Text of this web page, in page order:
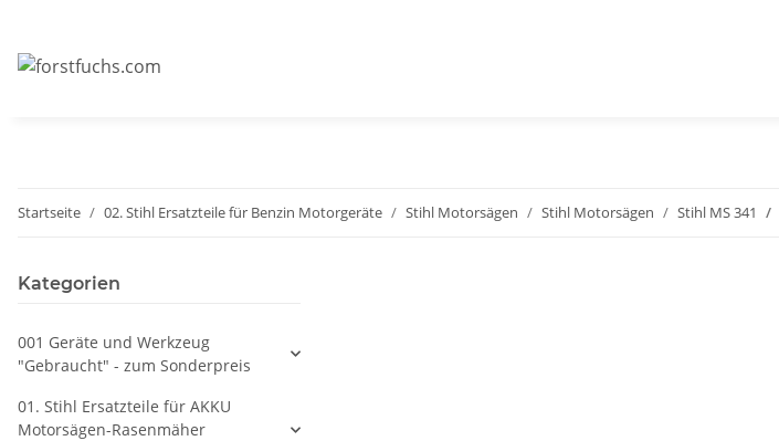
Startseite 02. Stihl Ersatzteile für Benzin Motorgeräte Stihl Motorsägen Stihl Motorsägen Stihl MS 341
Kategorien
001 Geräte und Werkzeug
"Gebraucht" - zum Sonderpreis
01. Stihl Ersatzteile für AKKU
Motorsägen-Rasenmäher